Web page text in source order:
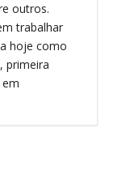
outros.
trabalhar
hoje como
primeira